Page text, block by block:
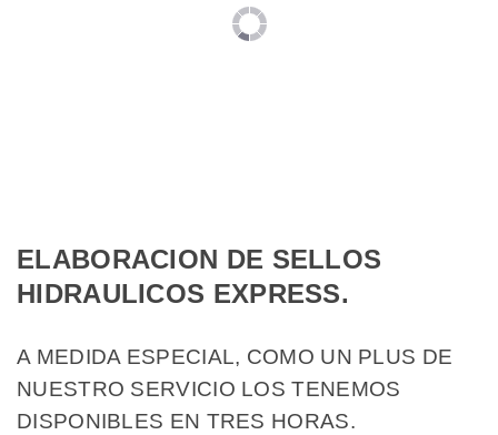
ELABORACION DE SELLOS
HIDRAULICOS EXPRESS.
A MEDIDA ESPECIAL, COMO UN PLUS DE
NUESTRO SERVICIO LOS TENEMOS
DISPONIBLES EN TRES HORAS.